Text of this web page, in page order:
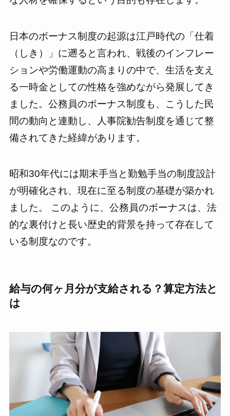
日本のボーナス制度の起源は江戸時代の「仕着
（しき）」に遡ると言われ、戦後のインフレー
ションや労働運動の高まりの中で、生活を支え
る一時金としての性格を強めながら発展してき
ました。公務員のボーナス制度も、こうした民
間の動向と連動し、人事院勧告制度を通じて整
備されてきた経緯があります。
昭和30年代には期末手当と勤勉手当の制度設計
が明確化され、現在に至る制度の基礎が築かれ
ました。 このように、公務員のボーナスは、法
的な裏付けと長い歴史的背景を持って存在して
いる制度なのです。
給与の何ヶ月分が支給される？算定方法と
は